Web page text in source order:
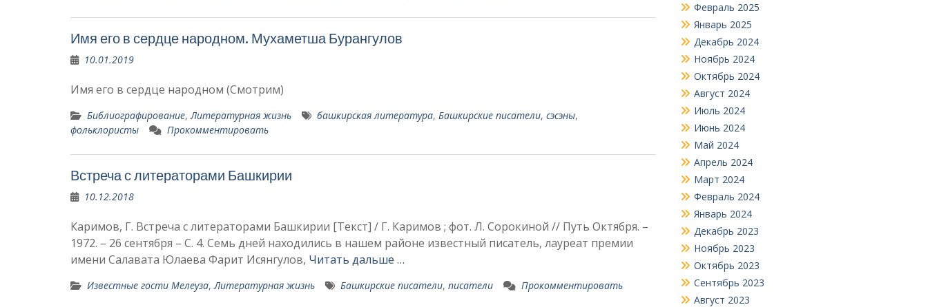
Имя его в сердце народном. Мухаметша Бурангулов
10.01.2019
Имя его в сердце народном (Смотрим)
Библиографирование,Литературная жизнь башкирская литература, Башкирские писатели, сэсэны,
фольклористы
Прокомментировать
Встреча с литераторами Башкирии
10.12.2018
Каримов, Г. Встреча с литераторами Башкирии [Текст] / Г. Каримов ; фот. Л. Сорокиной // Путь Октября. –
1972. – 26 сентября – С. 4. Семь дней находились в на­шем районе известный писа­тель, лауреат премии
имени Салавата Юлаева Фарит Исянгу­лов, Читать дальше …
Известные гости Мелеуза,Литературная жизнь Башкирские писатели, писатели Прокомментировать
Февраль 2025
Январь 2025
Декабрь 2024
Ноябрь 2024
Октябрь 2024
Август 2024
Июль 2024
Июнь 2024
Май 2024
Апрель 2024
Март 2024
Февраль 2024
Январь 2024
Декабрь 2023
Ноябрь 2023
Октябрь 2023
Сентябрь 2023
Август 2023